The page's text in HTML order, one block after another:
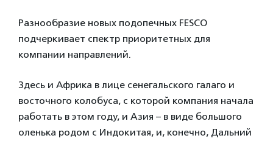
Разнообразие новых подопечных FESCO
подчеркивает спектр приоритетных для
компании направлений.
Здесь и Африка в лице сенегальского галаго и
восточного колобуса, с которой компания начала
работать в этом году, и Азия – в виде большого
оленька родом с Индокитая, и, конечно, Дальний